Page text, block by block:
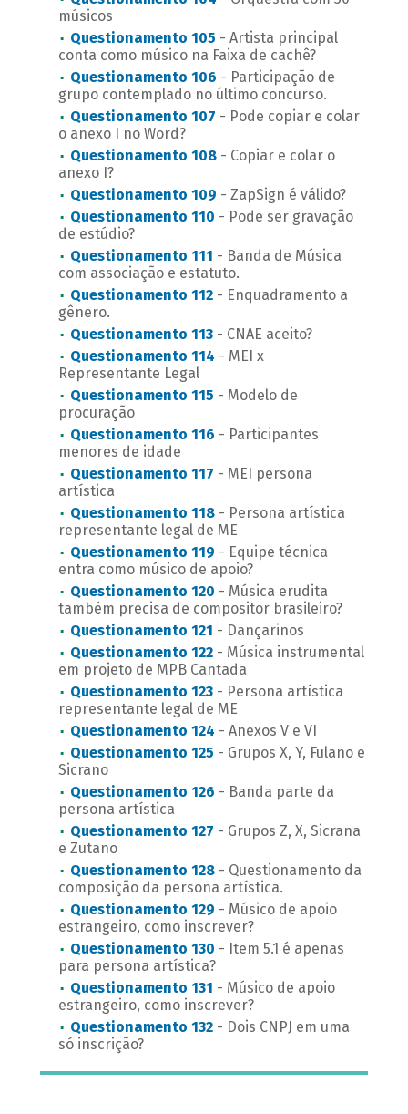
músicos
Questionamento 105 - Artista principal
conta como músico na Faixa de cachê?
Questionamento 106 - Participação de
grupo contemplado no último concurso.
Questionamento 107 - Pode copiar e colar
o anexo I no Word?
Questionamento 108 - Copiar e colar o
anexo I?
Questionamento 109 - ZapSign é válido?
Questionamento 110 - Pode ser gravação
de estúdio?
Questionamento 111 - Banda de Música
com associação e estatuto.
Questionamento 112 - Enquadramento a
gênero.
Questionamento 113 - CNAE aceito?
Questionamento 114 - MEI x
Representante Legal
Questionamento 115 - Modelo de
procuração
Questionamento 116 - Participantes
menores de idade
Questionamento 117 - MEI persona
artística
Questionamento 118 - Persona artística
representante legal de ME
Questionamento 119 - Equipe técnica
entra como músico de apoio?
Questionamento 120 - Música erudita
também precisa de compositor brasileiro?
Questionamento 121 - Dançarinos
Questionamento 122 - Música instrumental
em projeto de MPB Cantada
Questionamento 123 - Persona artística
representante legal de ME
Questionamento 124 - Anexos V e VI
Questionamento 125 - Grupos X, Y, Fulano e
Sicrano
Questionamento 126 - Banda parte da
persona artística
Questionamento 127 - Grupos Z, X, Sicrana
e Zutano
Questionamento 128 - Questionamento da
composição da persona artística.
Questionamento 129 - Músico de apoio
estrangeiro, como inscrever?
Questionamento 130 - Item 5.1 é apenas
para persona artística?
Questionamento 131 - Músico de apoio
estrangeiro, como inscrever?
Questionamento 132 - Dois CNPJ em uma
só inscrição?